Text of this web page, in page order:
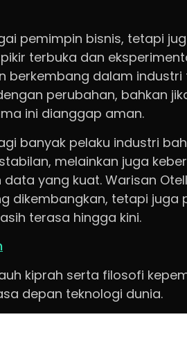
pemimpin bisnis, tetapi
terbuka dan
dalam industri
perubahan, bahkan
ini dianggap aman.
banyak pelaku industri
melainkan juga
yang kuat. Warisan
dikembangkan, tetapi juga
terasa hingga kini.
kiprah serta filosofi
depan teknologi dunia.